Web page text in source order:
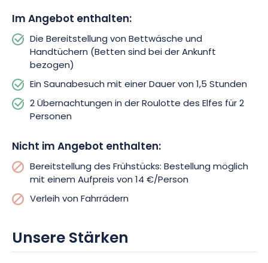
Im Angebot enthalten:
Die Bereitstellung von Bettwäsche und
Handtüchern (Betten sind bei der Ankunft
bezogen)
Ein Saunabesuch mit einer Dauer von 1,5 Stunden
2 Übernachtungen in der Roulotte des Elfes für 2
Personen
Nicht im Angebot enthalten:
Bereitstellung des Frühstücks: Bestellung möglich
mit einem Aufpreis von 14 €/Person
Verleih von Fahrrädern
Unsere Stärken